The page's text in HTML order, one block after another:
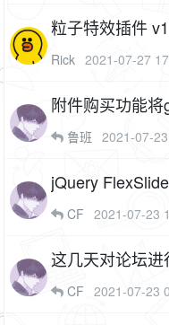
粒子特效插件
Rick 2021-07-27
附件购买功能
鲁班 2021-07-
jQuery
册人数和新用
CF 2021-07-23
这几天对论坛
组、私信需要
CF 2021-07-23